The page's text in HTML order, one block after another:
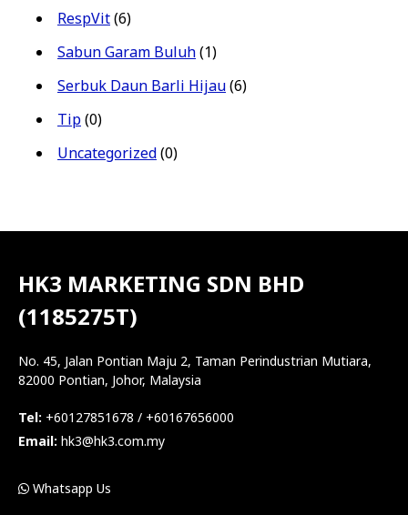
RespVit(6)
Sabun Garam Buluh(1)
Serbuk Daun Barli Hijau(6)
Tip(0)
Uncategorized(0)
HK3 MARKETING SDN BHD
(1185275T)
No. 45, Jalan Pontian Maju 2, Taman Perindustrian Mutiara,
82000 Pontian, Johor, Malaysia
Tel: +60127851678 / +60167656000
Email: hk3@hk3.com.my
Whatsapp Us